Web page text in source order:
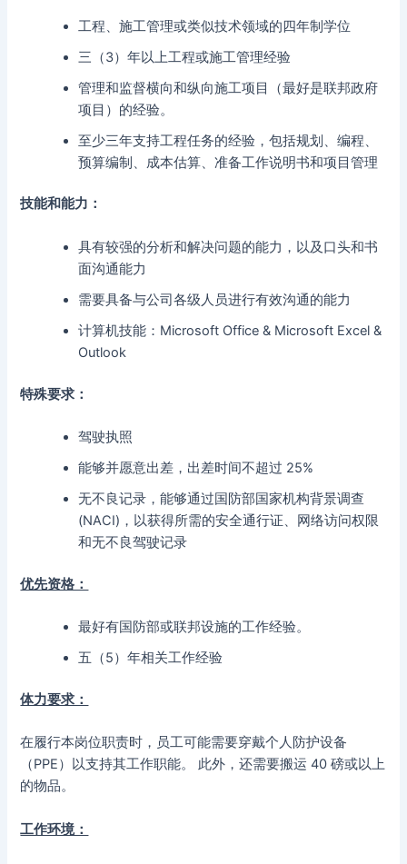
工程、施工管理或类似技术领域的四年制学位
三（3）年以上工程或施工管理经验
管理和监督横向和纵向施工项目（最好是联邦政府
项目）的经验。
至少三年支持工程任务的经验，包括规划、编程、
预算编制、成本估算、准备工作说明书和项目管理
技能和能力：
具有较强的分析和解决问题的能力，以及口头和书
面沟通能力
需要具备与公司各级人员进行有效沟通的能力
计算机技能：Microsoft Office & Microsoft Excel &
Outlook
特殊要求：
驾驶执照
能够并愿意出差，出差时间不超过 25%
无不良记录，能够通过国防部国家机构背景调查
(NACI)，以获得所需的安全通行证、网络访问权限
和无不良驾驶记录
优先资格：
最好有国防部或联邦设施的工作经验。
五（5）年相关工作经验
体力要求：
在履行本岗位职责时，员工可能需要穿戴个人防护设备
（PPE）以支持其工作职能。 此外，还需要搬运 40 磅或以上
的物品。
工作环境：